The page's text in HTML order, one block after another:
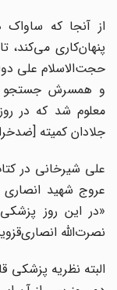
از آنجا که ساواک
پنهان‌کاری می‌کند،
حجت‌الاسلام علی
و همسرش جستجو
جلادان کمیته
علی شیرخانی در
«در این روز پزشکی
نصرت‌الله
البته نظریه پزشکی